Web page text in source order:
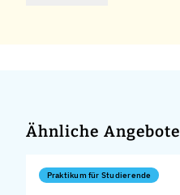
Ähnliche Angebote
Praktikum für Studierende